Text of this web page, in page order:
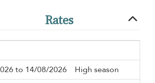
Rates
to 14/08/2026
High season